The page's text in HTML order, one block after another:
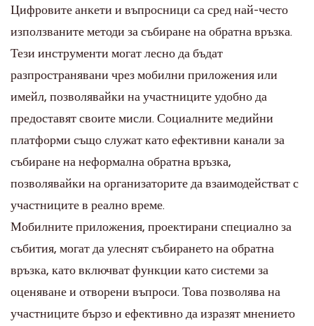
Цифровите анкети и въпросници са сред най-често
използваните методи за събиране на обратна връзка.
Тези инструменти могат лесно да бъдат
разпространявани чрез мобилни приложения или
имейл, позволявайки на участниците удобно да
предоставят своите мисли. Социалните медийни
платформи също служат като ефективни канали за
събиране на неформална обратна връзка,
позволявайки на организаторите да взаимодействат с
участниците в реално време.
Мобилните приложения, проектирани специално за
събития, могат да улеснят събирането на обратна
връзка, като включват функции като системи за
оценяване и отворени въпроси. Това позволява на
участниците бързо и ефективно да изразят мнението